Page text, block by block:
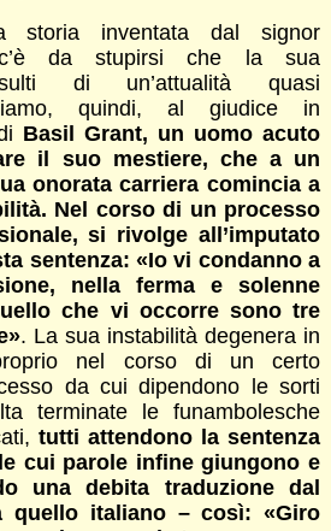
storia inventata dal signor
da stupirsi che la sua
di un’attualità quasi
quindi, al giudice in
Basil Grant, un uomo acuto
il suo mestiere, che a un
onorata carriera comincia a
Nel corso di un processo
si rivolge all’imputato
sentenza: «Io vi condanno a
nella ferma e solenne
che vi occorre sono tre
. La sua instabilità degenera in
nel corso di un certo
da cui dipendono le sorti
terminate le funambolesche
tutti attendono la sentenza
cui parole infine giungono e
una debita traduzione dal
quello italiano – così: «Giro